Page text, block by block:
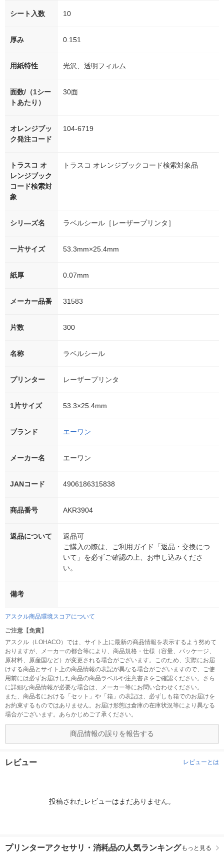
シート入数 10
厚み 0.151
用紙特性 光沢、透明フィルム
面数/（1シー
トあたり）
30面
オレンジブッ
ク発注コード
104-6719
トラスコ オ
レンジブック
コード検索対
象
トラスコ オレンジブックコード検索対象品
シリ―ズ名 ラベルシール［レーザープリンタ］
一片サイズ 53.3mm×25.4mm
紙厚 0.07mm
メーカー品番 31583
片数 300
名称 ラベルシール
プリンター レーザープリンタ
1片サイズ 53.3×25.4mm
ブランド エーワン
メーカー名 エーワン
JANコード 4906186315838
商品番号 AKR3904
返品について
返品可
ご購入の際は、ご利用ガイド「返品・交換につ
いて」を必ずご確認の上、お申し込みくださ
い。
備考
アスクル商品環境スコアについて
ご注意【免責】
アスクル（LOHACO）では、サイト上に最新の商品情報を表示するよう努めて
おりますが、メーカーの都合等により、商品規格・仕様（容量、パッケージ、
原材料、原産国など）が変更される場合がございます。このため、実際にお届
けする商品とサイト上の商品情報の表記が異なる場合がございますので、ご使
用前には必ずお届けした商品の商品ラベルや注意書きをご確認ください。さら
に詳細な商品情報が必要な場合は、メーカー等にお問い合わせください。
また、商品名における「セット」や「箱」の表記は、必ずしも箱でのお届けを
お約束するものではありません。お届け形態は倉庫の在庫状況等により異なる
場合がございます。あらかじめご了承ください。
商品情報の誤りを報告する
レビュー レビューとは
投稿されたレビューはまだありません。
プリンターアクセサリ・消耗品の人気ランキング もっと見る